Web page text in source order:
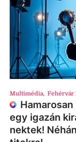
Multimédia, Fehérvár
egy igazán
nektek!